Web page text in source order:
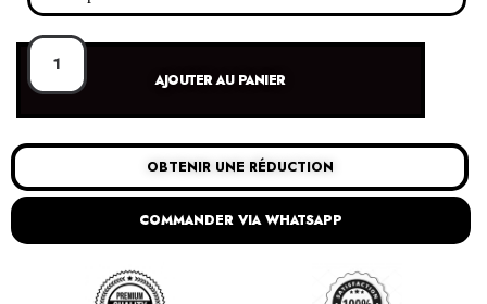
AJOUTER AU PANIER
OBTENIR UNE RÉDUCTION
COMMANDER VIA WHATSAPP